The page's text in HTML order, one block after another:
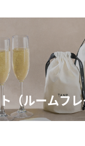
（ルームフ